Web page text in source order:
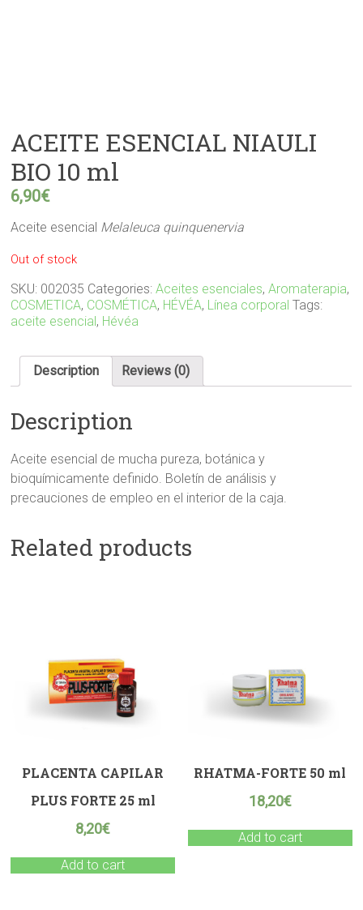
ACEITE ESENCIAL NIAULI
BIO 10 ml
6,90€
Aceite esencial Melaleuca quinquenervia
Out of stock
SKU: 002035 Categories:Aceites esenciales,Aromaterapia,
COSMETICA, COSMÉTICA, HÉVÉA, Línea corporal Tags:
aceite esencial, Hévéa
Description Reviews (0)
Description
Aceite esencial de mucha pureza, botánica y
bioquímicamente definido. Boletín de análisis y
precauciones de empleo en el interior de la caja.
Related products
PLACENTA CAPILAR
PLUS FORTE 25 ml
8,20€
Add to cart
RHATMA-FORTE 50 ml
18,20€
Add to cart